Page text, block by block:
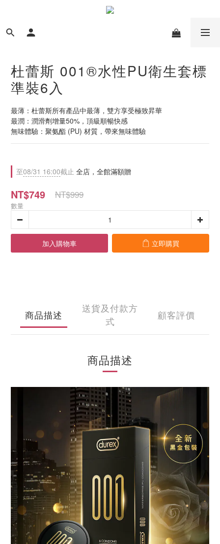
杜蕾斯 001®水性PU衛生套標
準裝6入
最薄：杜蕾斯所有產品中最薄，雙方享受極致昇華
最潤：潤滑劑增量50%，頂級順暢快感
無味體驗：聚氨酯 (PU) 材質，帶來無味體驗
至08/31 16:00截止 全店，全館滿額贈
NT$749 NT$999
數量
加入購物車 立即購買
商品描述
送貨及付款方
式
顧客評價
商品描述